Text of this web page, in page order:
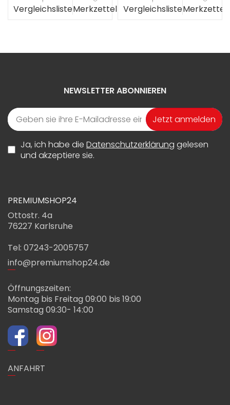
VergleichslisteMerkzettel VergleichslisteMerkzettel
NEWSLETTER ABONNIEREN
Jetzt anmelden
Ja, ich habe die Datenschutzerklärung gelesen
und akzeptiere sie.
PREMIUMSHOP24
Ottostr. 4a
76227 Karlsruhe
Tel: 07243-2005757
info@premiumshop24.de
Öffnungszeiten:
Montag bis Freitag 09:00 bis 19:00
Samstag 09:30- 14:00
ANFAHRT